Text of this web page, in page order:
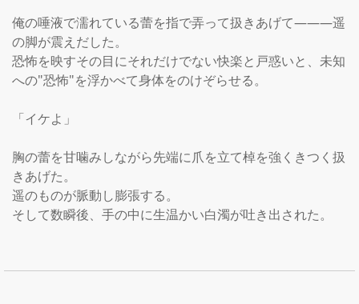
俺の唾液で濡れている蕾を指で弄って扱きあげて―――遥
の脚が震えだした。
恐怖を映すその目にそれだけでない快楽と戸惑いと、未知
への"恐怖"を浮かべて身体をのけぞらせる。
「イケよ」
胸の蕾を甘噛みしながら先端に爪を立て棹を強くきつく扱
きあげた。
遥のものが脈動し膨張する。
そして数瞬後、手の中に生温かい白濁が吐き出された。